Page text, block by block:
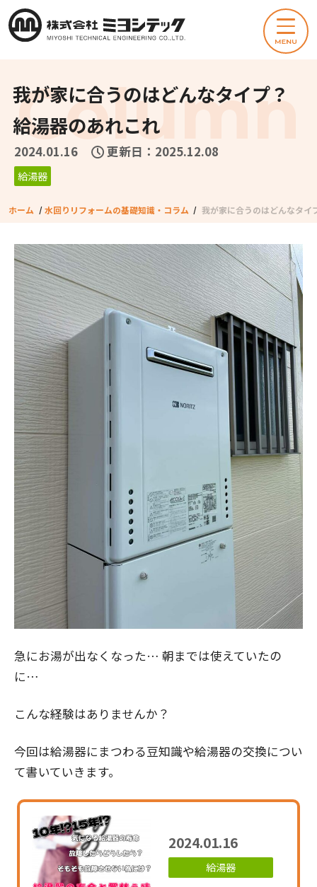
我が家に合うのはどんなタイプ？
給湯器のあれこれ
2024.01.16 更新日：2025.12.08
給湯器
ホーム /水回りリフォームの基礎知識・コラム / 我が家に合うのはどんなタイ
急にお湯が出なくなった… 朝までは使えていたの
に…
こんな経験はありませんか？
今回は給湯器にまつわる豆知識や給湯器の交換につい
て書いていきます。
2024.01.16
給湯器